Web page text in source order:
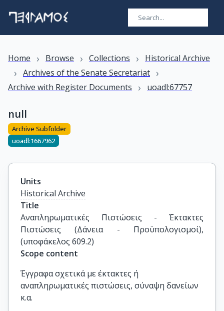
Home › Browse › Collections › Historical Archive
› Archives of the Senate Secretariat ›
Archive with Register Documents › uoadl:67757
null
Archive Subfolder
uoadl:1667962
Units
Historical Archive
Title
Αναπληρωματικές Πιστώσεις - Έκτακτες
Πιστώσεις (Δάνεια - Προϋπολογισμοί),
(υποφάκελος 609.2)
Scope content
Έγγραφα σχετικά με έκτακτες ή
αναπληρωματικές πιστώσεις, σύναψη δανείων
κ.α.